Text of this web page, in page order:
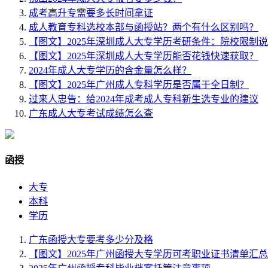
成考高升专需要多长时间拿证
成人教育专科选校本部与函授站？两个有什么区别吗？
【图文】2025年深圳成人大专学历考研条件：院校限制
【图文】2025年深圳成人大专学历能否花钱快速获取？
2024年成人大专学历的含金量怎么样？
【图文】2025年广州成人专科学历是否属于全日制？
过来人忠告：给2024年成考成人专科新生选专业的建议
广东成人大专考试成绩怎么查
函授
大专
本科
学历
广东函授大专要考多少分及格
【图文】2025年广州函授大专学历可考职业证书清单汇总